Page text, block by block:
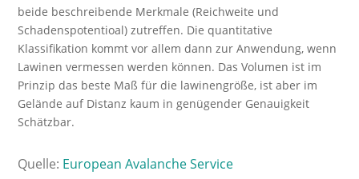
beide beschreibende Merkmale (Reichweite und
Schadenspotentioal) zutreffen. Die quantitative
Klassifikation kommt vor allem dann zur Anwendung, wenn
Lawinen vermessen werden können. Das Volumen ist im
Prinzip das beste Maß für die lawinengröße, ist aber im
Gelände auf Distanz kaum in genügender Genauigkeit
Schätzbar.
Quelle: European Avalanche Service